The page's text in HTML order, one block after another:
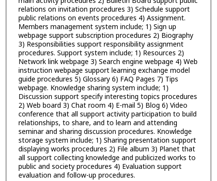
relations on invitation procedures 3) Schedule support
public relations on events procedures 4) Assignment.
Members management system include; 1) Sign up
webpage support subscription procedures 2) Biography
3) Responsibilities support responsibility assignment
procedures. Support system include; 1) Resources 2)
Network link webpage 3) Search engine webpage 4) Web
instruction webpage support learning exchange model
guide procedures 5) Glossary 6) FAQ Pages 7) Tips
webpage. Knowledge sharing system include; 1)
Discussion support specify interesting topics procedures
2) Web board 3) Chat room 4) E-mail 5) Blog 6) Video
conference that all support activity participation to build
relationships, to share, and to learn and attending
seminar and sharing discussion procedures. Knowledge
storage system include; 1) Sharing presentation support
displaying works procedures 2) File album 3) Planet that
all support collecting knowledge and publicized works to
public and society procedures 4) Evaluation support
evaluation and follow-up procedures.